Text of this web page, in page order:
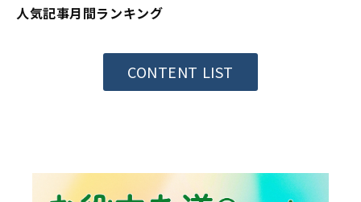
人気記事月間ランキング
CONTENT LIST